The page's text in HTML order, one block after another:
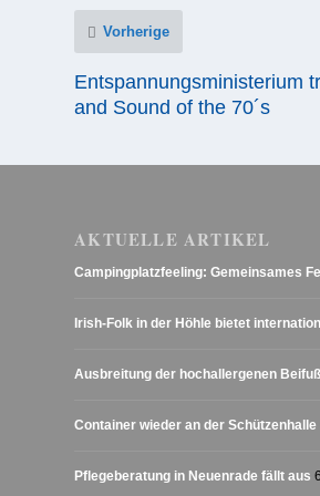
Vorherige
Entspannungsministerium
and Sound of the 70´s
AKTUELLE ARTIKEL
Campingplatzfeeling: Gemeinsames
Irish-Folk in der Höhle bietet
Ausbreitung der hochallergenen
Container wieder an der Schützenhalle
Pflegeberatung in Neuenrade fällt aus